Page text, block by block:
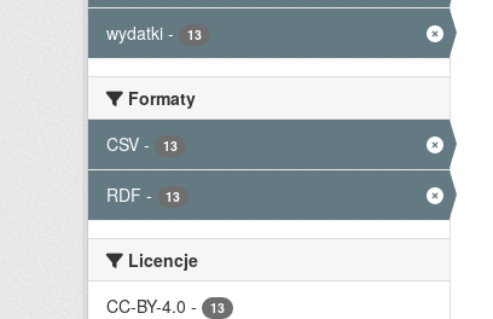
wydatki - 13
Formaty
CSV - 13
RDF - 13
Licencje
CC-BY-4.0 - 13